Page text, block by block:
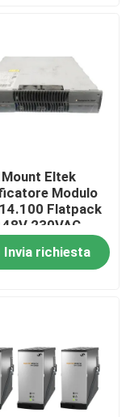
Eltek
Modulo
Flatpack
230VAC
Modulo di
Telecom
Invia richiesta